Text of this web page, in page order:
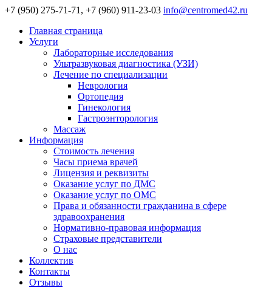
+7 (950) 275-71-71, +7 (960) 911-23-03 info@centromed42.ru
Главная страница
Услуги
Лабораторные исследования
Ультразвуковая диагностика (УЗИ)
Лечение по специализации
Неврология
Ортопедия
Гинекология
Гастроэнторология
Массаж
Информация
Стоимость лечения
Часы приема врачей
Лицензия и реквизиты
Оказание услуг по ДМС
Оказание услуг по ОМС
Права и обязанности гражданина в сфере
здравоохранения
Нормативно-правовая информация
Страховые представители
О нас
Коллектив
Контакты
Отзывы